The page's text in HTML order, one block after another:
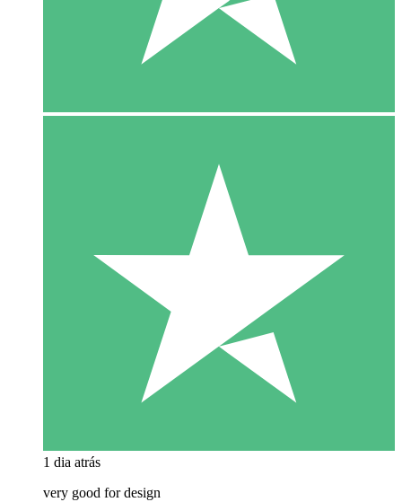
1 dia atrás
very good for design